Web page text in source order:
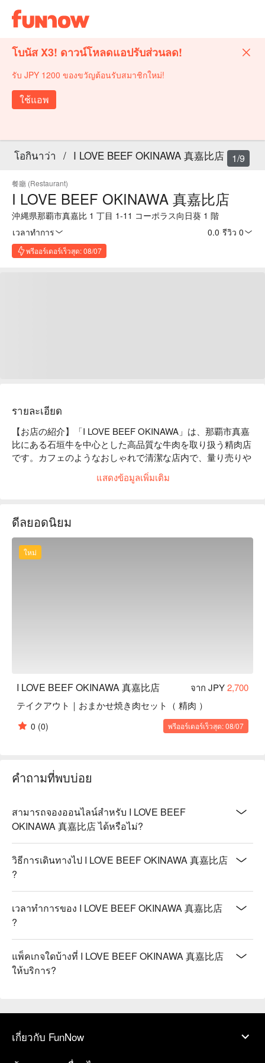
โบนัส X3! ดาวน์โหลดแอปรับส่วนลด!
รับ JPY 1200 ของขวัญต้อนรับสมาชิกใหม่!
ใช้แอพ
โอกินาว่า / I LOVE BEEF OKINAWA 真嘉比店
餐廳 (Restaurant)
I LOVE BEEF OKINAWA 真嘉比店
沖縄県那覇市真嘉比 1 丁目 1-11 コーポラス向日葵 1 階
เวลาทำการ
0.0 รีวิว 0
พรีออร์เดอร์เร็วสุด: 08/07
1/9
รายละเอียด
【お店の紹介】「I LOVE BEEF OKINAWA」は、那覇市真嘉
比にある石垣牛を中心とした高品質な牛肉を取り扱う精肉店
です。カフェのようなおしゃれで清潔な店内で、量り売りや
カットなどお客様のご要望に合わせて精肉を販売しておりま
らのオーダーカット販売を行っております。
国産牛ヒレ：部位の細分化により、上質なヒレ肉を「ちょっ
とだけ食べたい！」といったご要望にもお応えいたします。
【オススメ】厳選した牛肉を使った多彩なお惣菜を取り揃え
แสดงข้อมูลเพิ่มเติม
ดีลยอดนิยม
ใหม่
I LOVE BEEF OKINAWA 真嘉比店 จาก JPY2,700
テイクアウト｜おまかせ焼き肉セット（ 精肉 ）
0 (0) พรีออร์เดอร์เร็วสุด: 08/07
คำถามที่พบบ่อย
สามารถจองออนไลน์สำหรับ I LOVE BEEF
OKINAWA 真嘉比店 ได้หรือไม่?
วิธีการเดินทางไป I LOVE BEEF OKINAWA 真嘉比店
?
เวลาทำการของ I LOVE BEEF OKINAWA 真嘉比店
?
แพ็คเกจใดบ้างที่ I LOVE BEEF OKINAWA 真嘉比店
ให้บริการ?
เกี่ยวกับ FunNow